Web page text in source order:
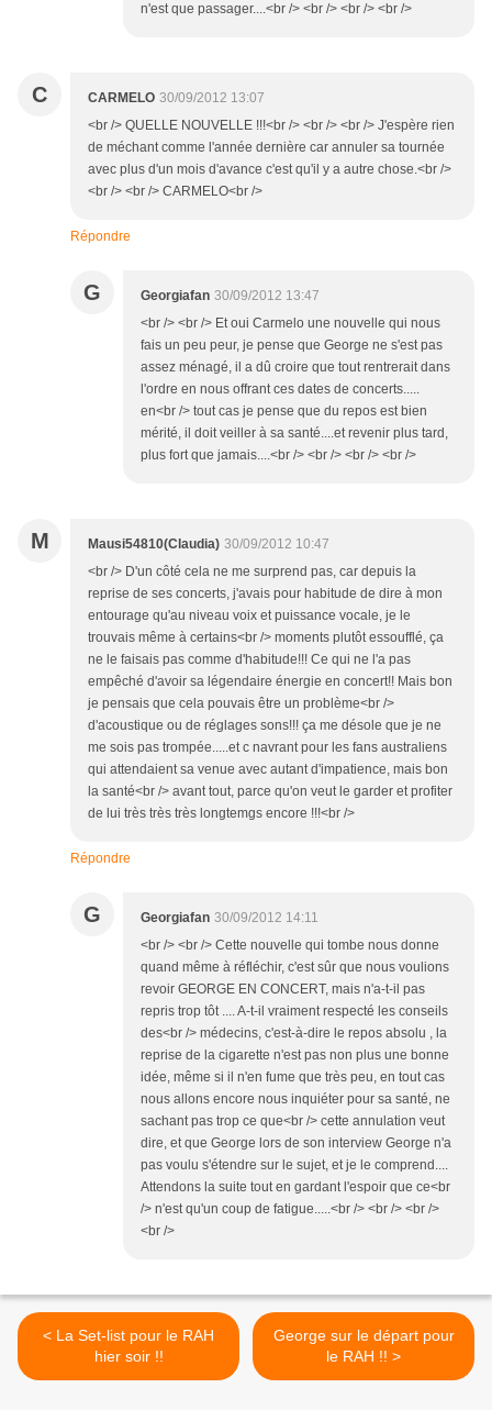
n'est que passager....<br /> <br /> <br /> <br />
C CARMELO 30/09/2012 13:07
<br /> QUELLE NOUVELLE !!!<br /> <br /> <br /> J'espère rien
de méchant comme l'année dernière car annuler sa tournée
avec plus d'un mois d'avance c'est qu'il y a autre chose.<br />
<br /> <br /> CARMELO<br />
Répondre
G Georgiafan 30/09/2012 13:47
<br /> <br /> Et oui Carmelo une nouvelle qui nous
fais un peu peur, je pense que George ne s'est pas
assez ménagé, il a dû croire que tout rentrerait dans
l'ordre en nous offrant ces dates de concerts.....
en<br /> tout cas je pense que du repos est bien
mérité, il doit veiller à sa santé....et revenir plus tard,
plus fort que jamais....<br /> <br /> <br /> <br />
M Mausi54810(Claudia) 30/09/2012 10:47
<br /> D'un côté cela ne me surprend pas, car depuis la
reprise de ses concerts, j'avais pour habitude de dire à mon
entourage qu'au niveau voix et puissance vocale, je le
trouvais même à certains<br /> moments plutôt essoufflé, ça
ne le faisais pas comme d'habitude!!! Ce qui ne l'a pas
empêché d'avoir sa légendaire énergie en concert!! Mais bon
je pensais que cela pouvais être un problème<br />
d'acoustique ou de réglages sons!!! ça me désole que je ne
me sois pas trompée.....et c navrant pour les fans australiens
qui attendaient sa venue avec autant d'impatience, mais bon
la santé<br /> avant tout, parce qu'on veut le garder et profiter
de lui très très très longtemgs encore !!!<br />
Répondre
G Georgiafan 30/09/2012 14:11
<br /> <br /> Cette nouvelle qui tombe nous donne
quand même à réfléchir, c'est sûr que nous voulions
revoir GEORGE EN CONCERT, mais n'a-t-il pas
repris trop tôt .... A-t-il vraiment respecté les conseils
des<br /> médecins, c'est-à-dire le repos absolu , la
reprise de la cigarette n'est pas non plus une bonne
idée, même si il n'en fume que très peu, en tout cas
nous allons encore nous inquiéter pour sa santé, ne
sachant pas trop ce que<br /> cette annulation veut
dire, et que George lors de son interview George n'a
pas voulu s'étendre sur le sujet, et je le comprend....
Attendons la suite tout en gardant l'espoir que ce<br
/> n'est qu'un coup de fatigue.....<br /> <br /> <br />
<br />
< La Set-list pour le RAH
hier soir !!
George sur le départ pour
le RAH !! >